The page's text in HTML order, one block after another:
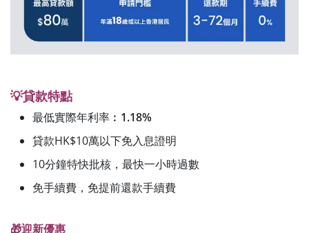
💡貸款特點
最低實際年利率︰ 1.18%
貸款HK$10萬以下免入息證明
10分鐘特快批核，最快一小時過數
免手續費，免提前還款手續費
🎁迎新優惠